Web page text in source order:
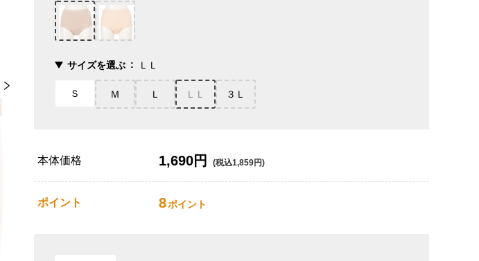
サイズを選ぶ ＬＬ
Ｓ Ｍ Ｌ ＬＬ ３Ｌ
本体価格 1,690円 (税込1,859円)
ポイント 8ポイント